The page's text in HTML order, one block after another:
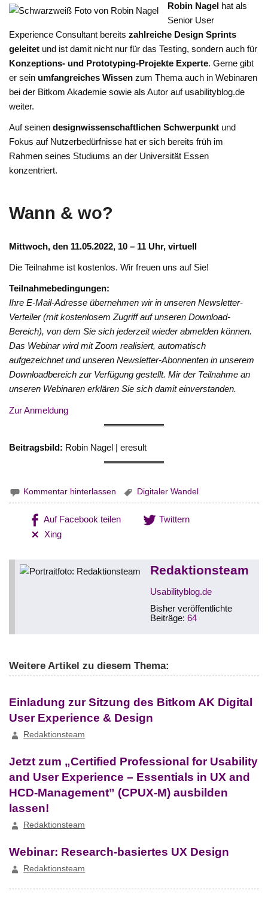
Robin Nagel hat als
Senior User
Experience Consultant bereitszahlreiche Design Sprints
geleitet und ist damit nicht nur für das Testing, sondern auch für
Konzeptions- und Prototyping-Projekte Experte. Gerne gibt
er sein umfangreiches Wissen zum Thema auch in Webinaren
bei der Bitkom Akademie sowie als Autor auf usabilityblog.de
weiter.
Auf seinendesignwissenschaftlichen Schwerpunkt und
Fokus auf Nutzerbedürfnisse hat er sich bereits früh im
Rahmen seines Studiums an der Universität Essen
konzentriert.
Wann & wo?
Mittwoch, den 11.05.2022, 10 – 11 Uhr, virtuell
Die Teilnahme ist kostenlos. Wir freuen uns auf Sie!
Teilnahmebedingungen:
Ihre E-Mail-Adresse übernehmen wir in unseren Newsletter-
Verteiler (mit kostenlosem Zugriff auf unseren Download-
Bereich), von dem Sie sich jederzeit wieder abmelden können.
Das Webinar wird mit Zoom realisiert, automatisch
aufgezeichnet und unseren Newsletter-Abonnenten in unserem
Downloadbereich zur Verfügung gestellt. Mir der Teilnahme an
unseren Webinaren erklären Sie sich damit einverstanden.
Zur Anmeldung
Beitragsbild: Robin Nagel | eresult
Kommentar hinterlassen Digitaler Wandel
Auf Facebook teilen
Twittern
Xing
Redaktionsteam
Usabilityblog.de
Bisher veröffentlichte
Beiträge:64
Weitere Artikel zu diesem Thema:
Einladung zur Sitzung des Bitkom AK Digital
User Experience & Design
Redaktionsteam
Jetzt zum „Certified Professional for Usability
and User Experience – Essentials in UX and
HCD-Management” (CPUX-M) ausbilden
lassen!
Redaktionsteam
Webinar: Research-basiertes UX Design
Redaktionsteam